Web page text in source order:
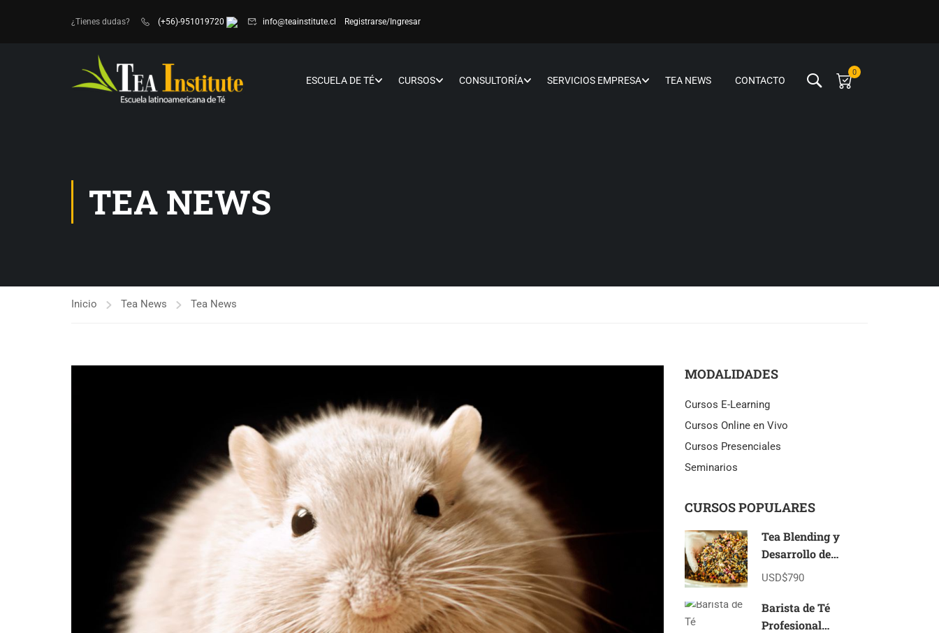
¿Tienes dudas? (+56)-951019720 info@teainstitute.cl Registrarse/Ingresar
ESCUELA DE TÉ CURSOS CONSULTORÍA SERVICIOS EMPRESA TEA NEWS CONTACTO
0
TEA NEWS
Inicio Tea News Tea News
MODALIDADES
Cursos E-Learning
Cursos Online en Vivo
Cursos Presenciales
Seminarios
CURSOS POPULARES
Tea Blending y
Desarrollo de
Marcas de Té E-
USD$790
Barista de Té
Profesional